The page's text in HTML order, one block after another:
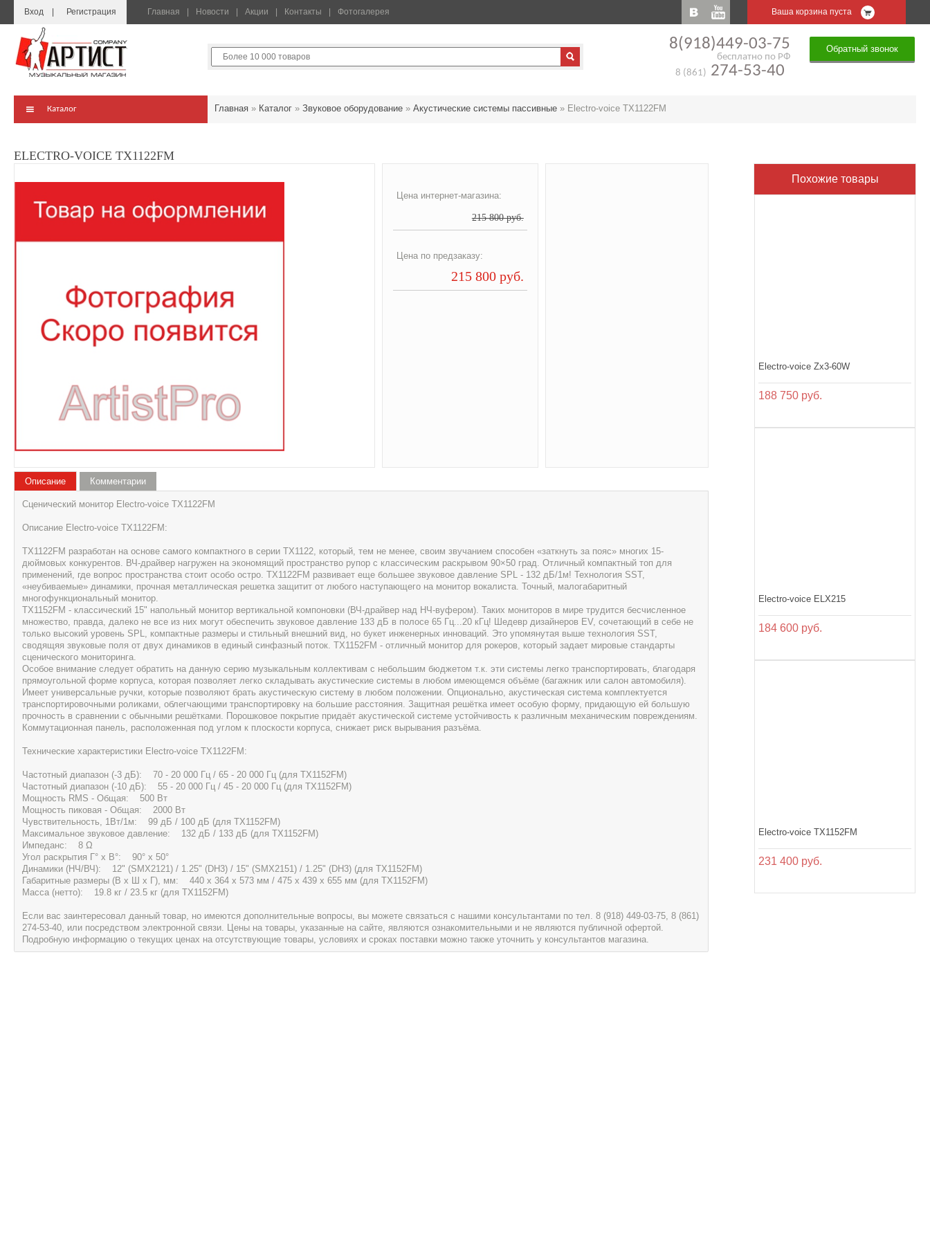
Вход Регистрация Главная Новости Акции Контакты Фотогалерея Ваша корзина пуста
8(918)449-03-75
бесплатно по РФ
8 (861) 274-53-40
Обратный звонок
Каталог Главная » Каталог » Звуковое оборудование » Акустические системы пассивные » Electro-voice TX1122FM
ELECTRO-VOICE TX1122FM
Цена интернет-магазина:
215 800 руб.
Цена по предзаказу:
215 800 руб.
Похожие товары
Electro-voice Zx3-60W
188 750 руб.
Electro-voice ELX215
184 600 руб.
Electro-voice TX1152FM
231 400 руб.
Описание
Сценический монитор Electro-voice TX1122FM
Описание Electro-voice TX1122FM:
TX1122FM разработан на основе самого компактного в серии TX1122, который, тем не менее, своим звучанием способен «заткнуть за пояс» многих 15-
дюймовых конкурентов. ВЧ-драйвер нагружен на экономящий пространство рупор с классическим раскрывом 90×50 град. Отличный компактный топ для
применений, где вопрос пространства стоит особо остро. ТХ1122FM развивает еще большее звуковое давление SPL - 132 дБ/1м! Технология SST,
«неубиваемые» динамики, прочная металлическая решетка защитит от любого наступающего на монитор вокалиста. Точный, малогабаритный
многофункциональный монитор.
ТХ1152FM - классический 15" напольный монитор вертикальной компоновки (ВЧ-драйвер над НЧ-вуфером). Таких мониторов в мире трудится бесчисленное
множество, правда, далеко не все из них могут обеспечить звуковое давление 133 дБ в полосе 65 Гц...20 кГц! Шедевр дизайнеров EV, сочетающий в себе не
только высокий уровень SPL, компактные размеры и стильный внешний вид, но букет инженерных инноваций. Это упомянутая выше технология SST,
сводящяя звуковые поля от двух динамиков в единый синфазный поток. TX1152FM - отличный монитор для рокеров, который задает мировые стандарты
сценического мониторинга.
Особое внимание следует обратить на данную серию музыкальным коллективам с небольшим бюджетом т.к. эти системы легко транспортировать, благодаря
прямоугольной форме корпуса, которая позволяет легко складывать акустические системы в любом имеющемся объёме (багажник или салон автомобиля).
Имеет универсальные ручки, которые позволяют брать акустическую систему в любом положении. Опционально, акустическая система комплектуется
транспортировочными роликами, облегчающими транспортировку на большие расстояния. Защитная решётка имеет особую форму, придающую ей большую
прочность в сравнении с обычными решётками. Порошковое покрытие придаёт акустической системе устойчивость к различным механическим повреждениям.
Коммутационная панель, расположенная под углом к плоскости корпуса, снижает риск вырывания разъёма.
Технические характеристики Electro-voice TX1122FM:
Частотный диапазон (-3 дБ): 70 - 20 000 Гц / 65 - 20 000 Гц (для TX1152FM)
Частотный диапазон (-10 дБ): 55 - 20 000 Гц / 45 - 20 000 Гц (для TX1152FM)
Мощность RMS - Общая: 500 Вт
Мощность пиковая - Общая: 2000 Вт
Чувствительность, 1Вт/1м: 99 дБ / 100 дБ (для TX1152FM)
Максимальное звуковое давление: 132 дБ / 133 дБ (для TX1152FM)
Импеданс: 8 Ω
Угол раскрытия Г° x В°: 90° x 50°
Динамики (НЧ/ВЧ): 12" (SMX2121) / 1.25" (DH3) / 15" (SMX2151) / 1.25" (DH3) (для TX1152FM)
Габаритные размеры (В x Ш x Г), мм: 440 x 364 x 573 мм / 475 x 439 x 655 мм (для TX1152FM)
Масса (нетто): 19.8 кг / 23.5 кг (для TX1152FM)
Если вас заинтересовал данный товар, но имеются дополнительные вопросы, вы можете связаться с нашими консультантами по тел. 8 (918) 449-03-75, 8 (861)
274-53-40, или посредством электронной связи. Цены на товары, указанные на сайте, являются ознакомительными и не являются публичной офертой.
Подробную информацию о текущих ценах на отсутствующие товары, условиях и сроках поставки можно также уточнить у консультантов магазина.
Комментарии